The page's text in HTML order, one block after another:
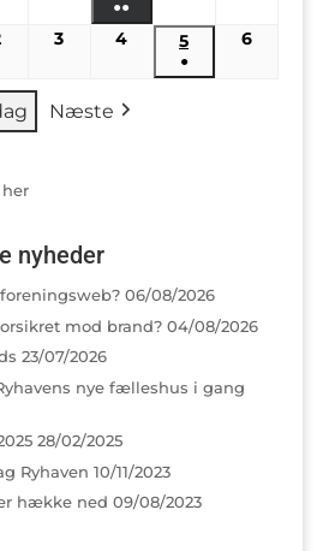
●●
(2
begivenheder)
02/09/2026
3 03/09/2026
4 04/09/2026
5 05/09/2026
●
606/09/
Næste
nyheder
06/08/2026
mod brand? 04/08/2026
23/07/2026
nye fælleshus i gang
28/02/2025
Ryhaven 10/11/2023
hække ned 09/08/2023